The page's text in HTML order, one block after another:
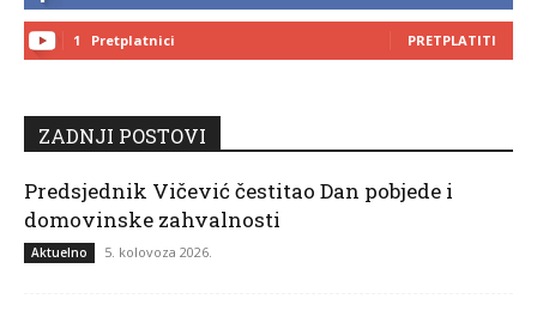
1 Pretplatnici PRETPLATITI
ZADNJI POSTOVI
Predsjednik Vičević čestitao Dan pobjede i
domovinske zahvalnosti
Aktuelno 5. kolovoza 2026.